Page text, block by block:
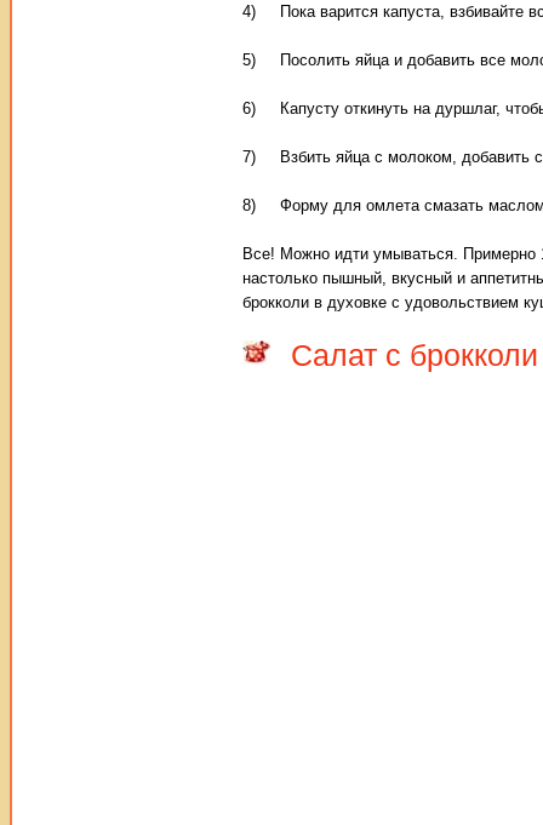
4) Пока варится капуста, взбивайте
5) Посолить яйца и добавить все
6) Капусту откинуть на дуршлаг,
7) Взбить яйца с молоком, добавить
8) Форму для омлета смазать маслом,
Все! Можно идти умываться. Примерно
настолько пышный, вкусный и
брокколи в духовке с удовольствием
Салат с